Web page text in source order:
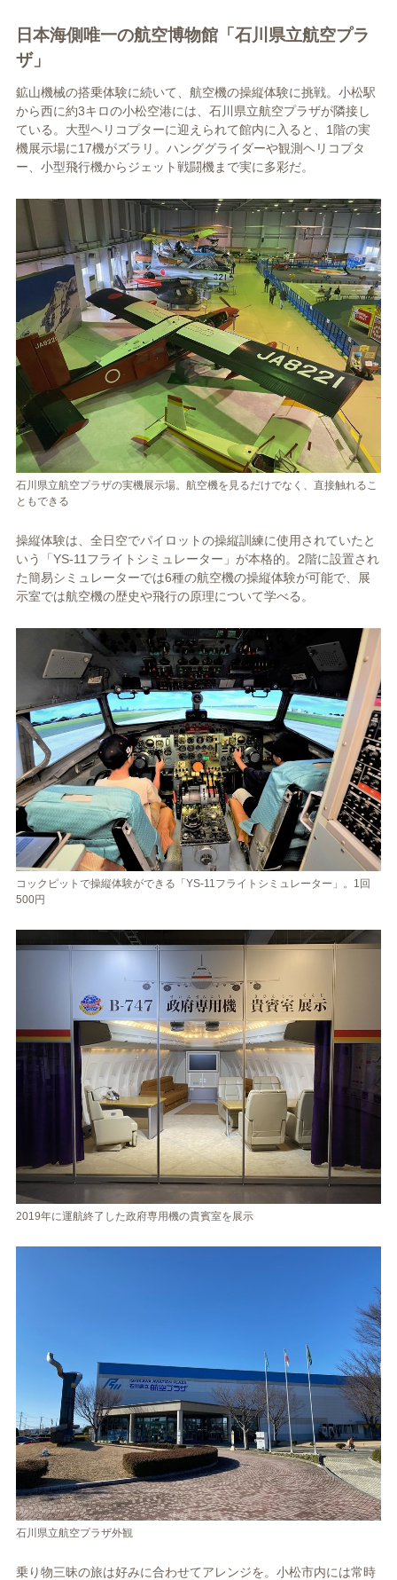
日本海側唯一の航空博物館「石川県立航空プラ
ザ」
鉱山機械の搭乗体験に続いて、航空機の操縦体験に挑戦。小松駅
から西に約3キロの小松空港には、石川県立航空プラザが隣接し
ている。大型ヘリコプターに迎えられて館内に入ると、1階の実
機展示場に17機がズラリ。ハンググライダーや観測ヘリコプタ
ー、小型飛行機からジェット戦闘機まで実に多彩だ。
石川県立航空プラザの実機展示場。航空機を見るだけでなく、直接触れるこ
ともできる
操縦体験は、全日空でパイロットの操縦訓練に使用されていたと
いう「YS-11フライトシミュレーター」が本格的。2階に設置され
た簡易シミュレーターでは6種の航空機の操縦体験が可能で、展
示室では航空機の歴史や飛行の原理について学べる。
コックピットで操縦体験ができる「YS-11フライトシミュレーター」。1回
500円
2019年に運航終了した政府専用機の貴賓室を展示
石川県立航空プラザ外観
乗り物三昧の旅は好みに合わせてアレンジを。小松市内には常時